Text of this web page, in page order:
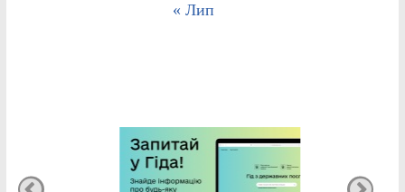
« Лип